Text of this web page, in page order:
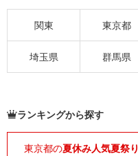
関東 東京都
埼玉県 群馬県
ランキングから探す
東京都の夏休み人気夏祭り